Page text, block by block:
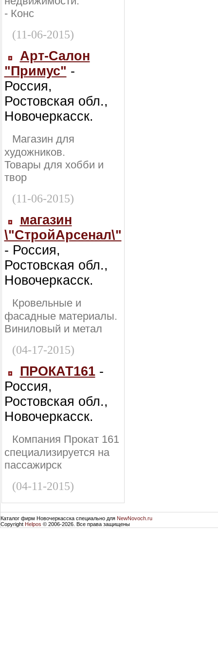
- Конс
(11-06-2015)
Арт-Салон
"Примус" -
Россия,
Ростовская обл.,
Новочеркасск.
Магазин для
художников.
Товары для хобби и
твор
(11-06-2015)
магазин
\"СтройАрсенал\"
- Россия,
Ростовская обл.,
Новочеркасск.
Кровельные и
фасадные материалы.
Виниловый и метал
(04-17-2015)
ПРОКАТ161-
Россия,
Ростовская обл.,
Новочеркасск.
Компания Прокат 161
специализируется на
пассажирск
(04-11-2015)
Каталог фирм Новочеркасска специально для NewNovoch.ru
Copyright Helpos © 2006-2026. Все права защищены